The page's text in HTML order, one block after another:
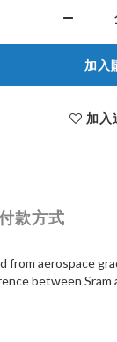
加入
加入
款方式
from aerospace
between Sram